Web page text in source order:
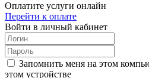
Оплатите услуги онлайн
Перейти к оплате
Войти в личный кабинет
Запомнить меня на этом
этом устройстве